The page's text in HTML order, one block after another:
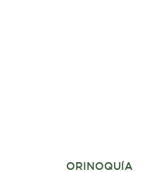
ORINOQUÍA